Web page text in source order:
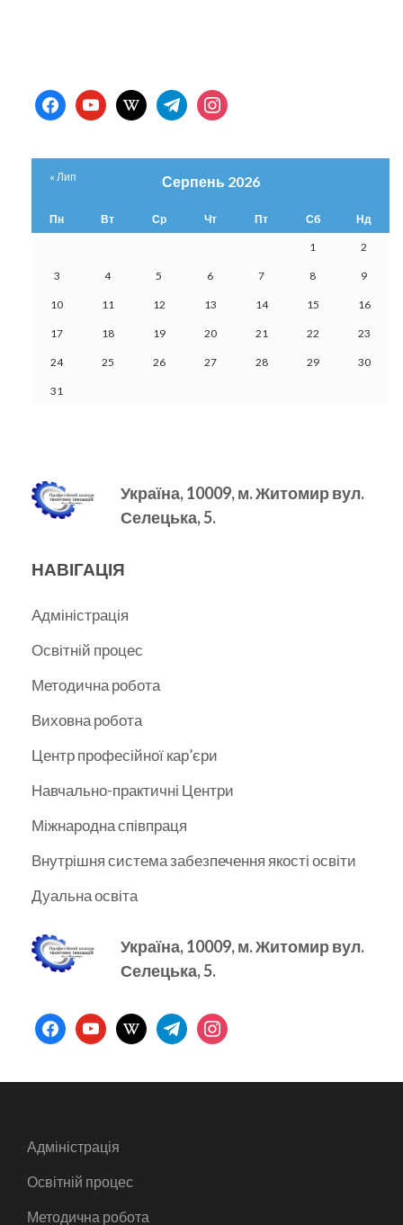
facebookyoutubewikipediatelegraminstagram
Серпень 2026
Пн Вт Ср Чт Пт Сб Нд
1 2
3 4 5 6 7 8 9
10 11 12 13 14 15 16
17 18 19 20 21 22 23
24 25 26 27 28 29 30
31
« Лип
Україна, 10009, м.Житомир вул.
Селецька, 5.
НАВІГАЦІЯ
Адміністрація
Освітній процес
Методична робота
Виховна робота
Центр професійної кар’єри
Навчально-практичні Центри
Міжнародна співпраця
Внутрішня система забезпечення якості освіти
Дуальна освіта
Україна, 10009, м.Житомир вул.
Селецька, 5.
facebookyoutubewikipediatelegraminstagram
Адміністрація
Освітній процес
Методична робота